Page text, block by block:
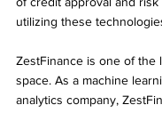
utilizing these
ZestFinance is one of the
space. As a machine
analytics company,